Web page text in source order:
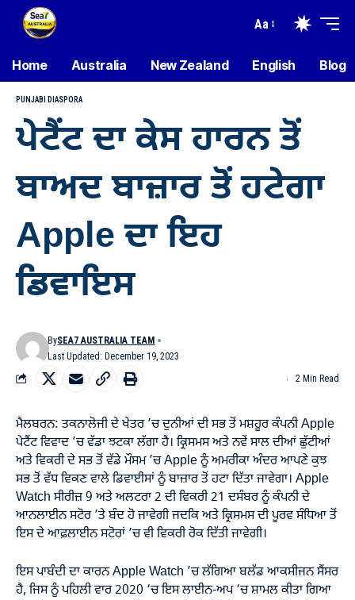
Aa
Home Australia New Zealand English Blog
PUNJABI DIASPORA
ਪੇਟੈਂਟ ਦਾ ਕੇਸ ਹਾਰਨ ਤੋਂ
ਬਾਅਦ ਬਾਜ਼ਾਰ ਤੋਂ ਹਟੇਗਾ
Apple ਦਾ ਇਹ
ਡਿਵਾਇਸ
Last Updated: December 19, 2023
BySEA7 AUSTRALIA TEAM
2 Min Read
ਮੈਲਬਰਨ: ਤਕਨਾਲੋਜੀ ਦੇ ਖੇਤਰ ’ਚ ਦੁਨੀਆਂ ਦੀ ਸਭ ਤੋਂ ਮਸ਼ਹੂਰ ਕੰਪਨੀ Apple
ਪੇਟੈਂਟ ਵਿਵਾਦ ’ਚ ਵੱਡਾ ਝਟਕਾ ਲੱਗਾ ਹੈ। ਕ੍ਰਿਸਮਸ ਅਤੇ ਨਵੇਂ ਸਾਲ ਦੀਆਂ ਛੁੱਟੀਆਂ
ਅਤੇ ਵਿਕਰੀ ਦੇ ਸਭ ਤੋਂ ਵੱਡੇ ਮੌਸਮ ’ਚ Apple ਨੂੰ ਅਮਰੀਕਾ ਅੰਦਰ ਆਪਣੇ ਕੁਝ
ਸਭ ਤੋਂ ਵੱਧ ਵਿਕਣ ਵਾਲੇ ਡਿਵਾਈਸਾਂ ਨੂੰ ਬਾਜ਼ਾਰ ਤੋਂ ਹਟਾ ਦਿੱਤਾ ਜਾਵੇਗਾ। Apple
Watch ਸੀਰੀਜ਼ 9 ਅਤੇ ਅਲਟਰਾ 2 ਦੀ ਵਿਕਰੀ 21 ਦਸੰਬਰ ਨੂੰ ਕੰਪਨੀ ਦੇ
ਆਨਲਾਈਨ ਸਟੋਰ ’ਤੇ ਬੰਦ ਹੋ ਜਾਵੇਗੀ ਜਦਕਿ ਅਤੇ ਕ੍ਰਿਸਮਸ ਦੀ ਪੂਰਵ ਸੰਧਿਆ ਤੋਂ
ਇਸ ਦੇ ਆਫ਼ਲਾਈਨ ਸਟੋਰਾਂ ’ਚ ਵੀ ਵਿਕਰੀ ਰੋਕ ਦਿੱਤੀ ਜਾਵੇਗੀ।
ਇਸ ਪਾਬੰਦੀ ਦਾ ਕਾਰਨ Apple Watch ’ਚ ਲੱਗਿਆ ਬਲੱਡ ਆਕਸੀਜਨ ਸੈਂਸਰ
ਹੈ, ਜਿਸ ਨੂੰ ਪਹਿਲੀ ਵਾਰ 2020 ‘ਚ ਇਸ ਲਾਈਨ-ਅਪ ‘ਚ ਸ਼ਾਮਲ ਕੀਤਾ ਗਿਆ